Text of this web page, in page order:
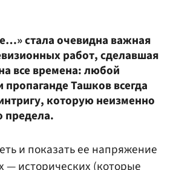
стала очевидна важная
работ, сделавшая
все времена: любой
пропаганде Ташков всегда
которую неизменно
предела.
и показать ее напряжение
— исторических (которые